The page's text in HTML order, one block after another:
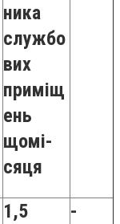
ника
службо
вих
приміщ
ень
щомі-
сяця
1,5
-